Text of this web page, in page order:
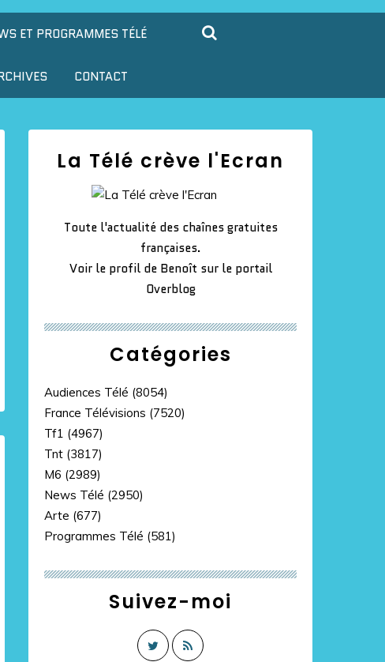
ET PROGRAMMES TÉLÉ
CONTACT
Catégories
Audiences Télé (8054)
France Télévisions (7520)
Tf1 (4967)
Tnt (3817)
M6 (2989)
News Télé (2950)
Arte (677)
Programmes Télé (581)
La Télé crève l'Ecran
Toute l'actualité des chaînes gratuites
françaises.
Voir le profil de Benoît sur le portail
Overblog
Suivez-moi